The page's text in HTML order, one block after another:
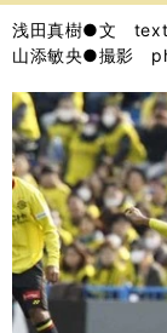
バ
浅田真樹●文
山添敏央●撮影